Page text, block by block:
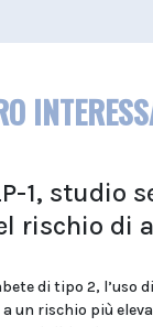
1, studio
rischio di
di tipo 2, l’uso
un rischio più